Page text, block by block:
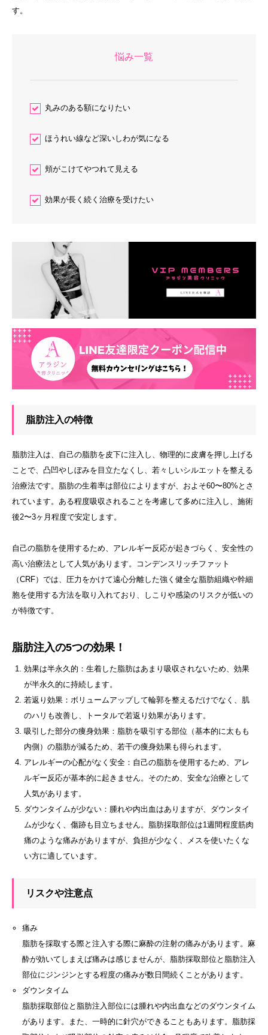
す。
悩み一覧
丸みのある額になりたい
ほうれい線など深いしわが気になる
頬がこけてやつれて見える
効果が長く続く治療を受けたい
脂肪注入の特徴
脂肪注入は、自己の脂肪を皮下に注入し、物理的に皮膚を押し上げる
ことで、凸凹やしぼみを目立たなくし、若々しいシルエットを整える
治療法です。脂肪の生着率は部位によりますが、およそ60〜80%とさ
れています。ある程度吸収されることを考慮して多めに注入し、施術
後2〜3ヶ月程度で安定します。
自己の脂肪を使用するため、アレルギー反応が起きづらく、安全性の
高い治療法として人気があります。コンデンスリッチファット
（CRF）では、圧力をかけて遠心分離した強く健全な脂肪組織や幹細
胞を使用する方法を取り入れており、しこりや感染のリスクが低いの
が特徴です。
脂肪注入の5つの効果！
効果は半永久的：生着した脂肪はあまり吸収されないため、効果
が半永久的に持続します。
若返り効果：ボリュームアップして輪郭を整えるだけでなく、肌
のハリも改善し、トータルで若返り効果があります。
吸引した部分の痩身効果：脂肪を吸引する部位（基本的に太もも
内側）の脂肪が減るため、若干の痩身効果も得られます。
アレルギーの心配がなく安全：自己の脂肪を使用するため、アレ
ルギー反応が基本的に起きません。そのため、安全な治療として
人気があります。
ダウンタイムが少ない：腫れや内出血はありますが、ダウンタイ
ムが少なく、傷跡も目立ちません。脂肪採取部位は1週間程度筋肉
痛のような痛みがありますが、負担が少なく、メスを使いたくな
い方に適しています。
リスクや注意点
痛み
脂肪を採取する際と注入する際に麻酔の注射の痛みがあります。麻
酔が効いてしまえば痛みは感じませんが、脂肪採取部位と脂肪注入
部位にジンジンとする程度の痛みが数日間続くことがあります。
ダウンタイム
脂肪採取部位と脂肪注入部位には腫れや内出血などのダウンタイム
があります。また、一時的に針穴ができることもあります。脂肪採